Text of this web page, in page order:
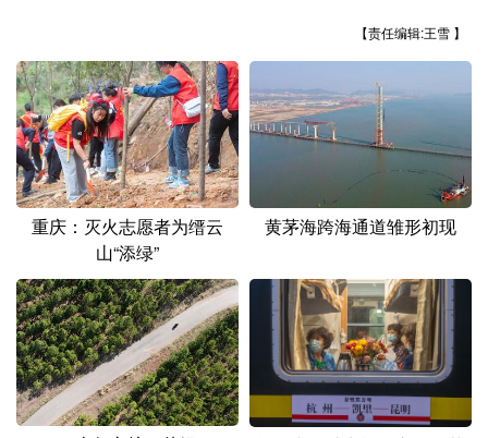
地方频道
北京 天津 河北
辽宁 吉林 江苏
浙江 安徽
广东 广西 海南 重庆
四川 贵州 云南 西藏
陕西 甘肃 青海 宁夏
新疆 内蒙古 黑龙江
【责任编辑:王雪 】
重庆：灭火志愿者为缙云
山“添绿”
黄茅海跨海通道雏形初现